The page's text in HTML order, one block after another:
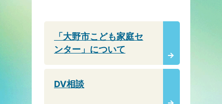
「大野市こども家庭セ
ンター」について
DV相談